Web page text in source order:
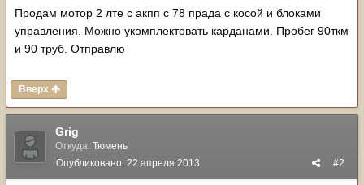
Продам мотор 2 лте с акпп с 78 прада с косой и блоками
управления. Можно укомплектовать карданами. Пробег 90ткм
и 90 труб. Отправлю
Вверх
Grig
Откуда: Тюмень
#2
Опубликовано: 22 апреля 2013